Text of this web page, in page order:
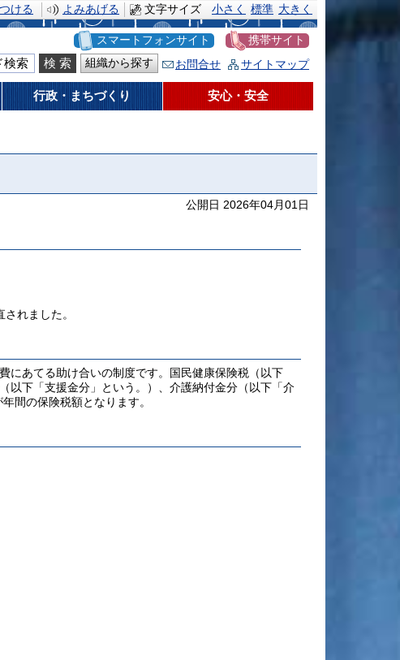
文字サイズ 小さく 標準 大きく
ける よみあげる
スマートフォンサイト
携帯サイト
組織から探す
お問合せ サイトマップ
行政・まちづくり 安心・安全
公開日 2026年04月01日
れました。
にあてる助け合いの制度です。国民健康保険税（以下
以下「支援金分」という。）、介護納付金分（以下「介
間の保険税額となります。